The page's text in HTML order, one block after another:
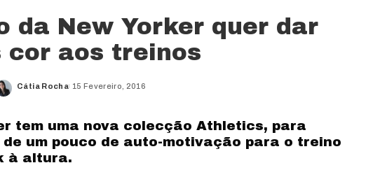
da New Yorker quer dar
cor aos treinos
Posted
Cátia Rocha 15 Fevereiro, 2016
tem uma nova colecção Athletics, para
um pouco de auto-motivação para o treino
à altura.